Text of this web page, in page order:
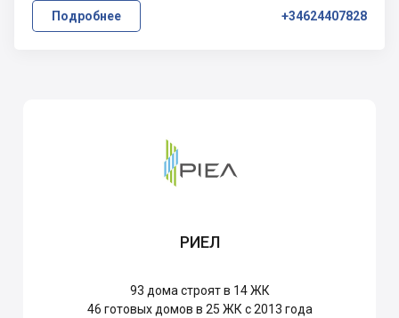
Подробнее +34624407828
РИЕЛ
93 дома строят в 14 ЖК
46 готовых домов в 25 ЖК с 2013 года